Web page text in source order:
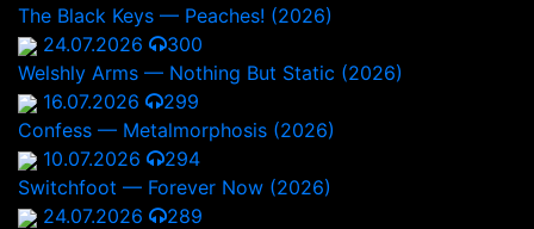
The Black Keys — Peaches! (2026)
24.07.2026
300
Welshly Arms — Nothing But Static (2026)
16.07.2026
299
Confess — Metalmorphosis (2026)
10.07.2026
294
Switchfoot — Forever Now (2026)
24.07.2026
289